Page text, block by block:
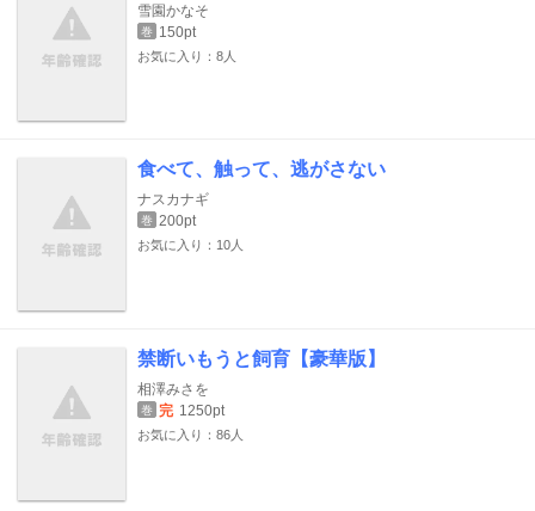
雪園かなそ
巻 150pt
お気に入り：8人
食べて、触って、逃がさない
ナスカナギ
巻 200pt
お気に入り：10人
禁断いもうと飼育【豪華版】
相澤みさを
巻 完 1250pt
お気に入り：86人